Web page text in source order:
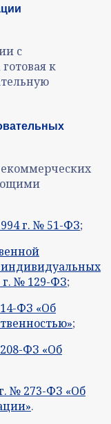
с
к
г. № 51-ФЗ;
г. № 129-ФЗ;
ФЗ «Об
;
ФЗ «Об
№ 273-ФЗ «Об
.